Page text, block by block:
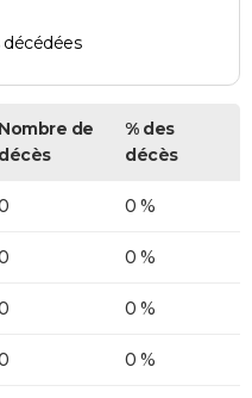
décédées
Nombre de
décès
% des
décès
0 %
0 %
0 %
0 %